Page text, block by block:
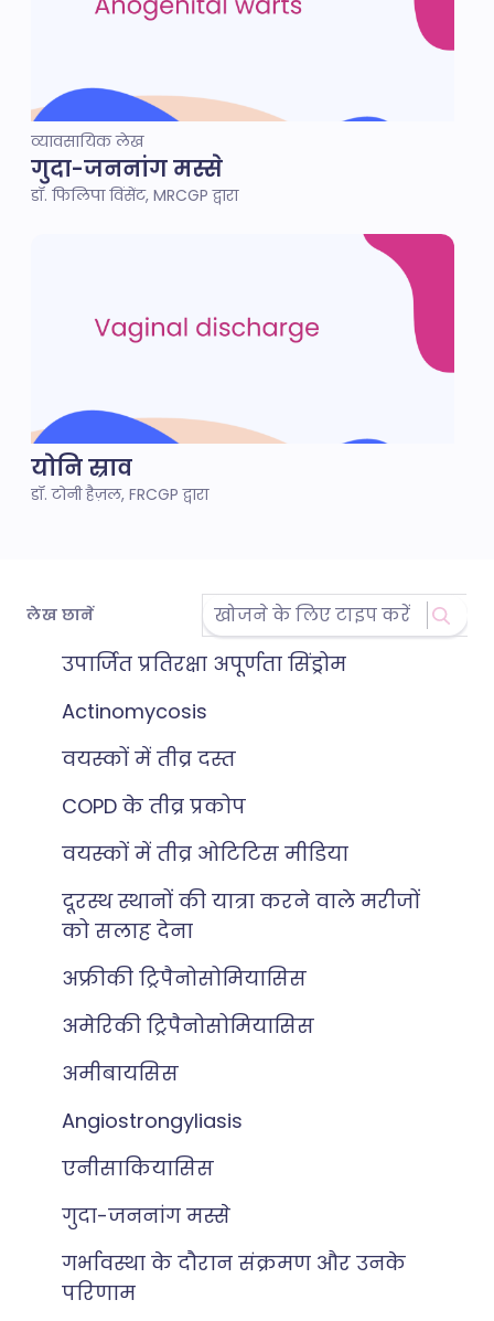
व्यावसायिक लेख
गुदा-जननांग मस्से
डॉ. फिलिपा विंसेंट, MRCGP द्वारा
योनि स्राव
डॉ. टोनी हैज़ल, FRCGP द्वारा
लेख छानें
उपार्जित प्रतिरक्षा अपूर्णता सिंड्रोम
Actinomycosis
वयस्कों में तीव्र दस्त
COPD के तीव्र प्रकोप
वयस्कों में तीव्र ओटिटिस मीडिया
दूरस्थ स्थानों की यात्रा करने वाले मरीजों
को सलाह देना
अफ्रीकी ट्रिपैनोसोमियासिस
अमेरिकी ट्रिपैनोसोमियासिस
अमीबायसिस
Angiostrongyliasis
एनीसाकियासिस
गुदा-जननांग मस्से
गर्भावस्था के दौरान संक्रमण और उनके
परिणाम